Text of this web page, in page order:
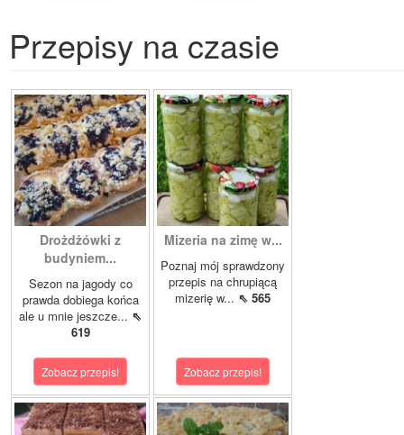
Przepisy na czasie
Drożdżówki z
budyniem...
Sezon na jagody co
prawda dobiega końca
ale u mnie jeszcze... ⇖
619
Zobacz przepis!
Mizeria na zimę w...
Poznaj mój sprawdzony
przepis na chrupiącą
mizerię w... ⇖ 565
Zobacz przepis!